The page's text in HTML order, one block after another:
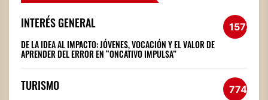
INTERÉS GENERAL 1572
DE LA IDEA AL IMPACTO: JÓVENES, VOCACIÓN Y EL VALOR DE
APRENDER DEL ERROR EN “ONCATIVO IMPULSA”
TURISMO 774